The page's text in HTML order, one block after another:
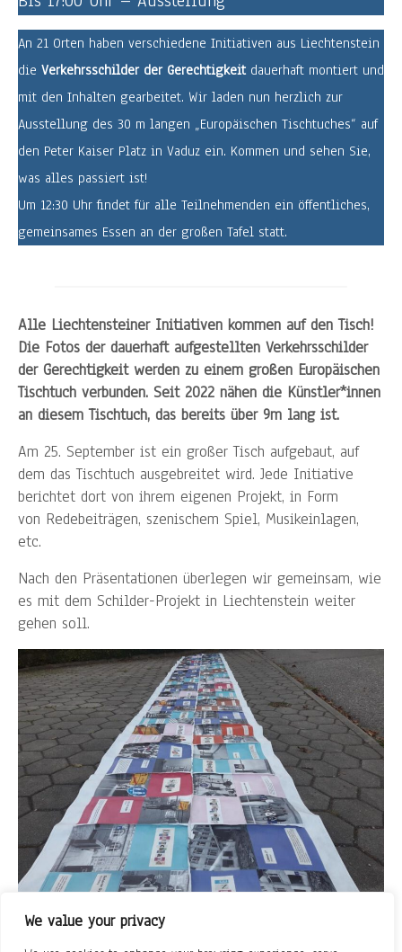
We value your privacy
An 21 Orten haben verschiedene Initiativen aus Liechtenstein
die Verkehrsschilder der Gerechtigkeitdauerhaft montiert und
mit den Inhalten gearbeitet. Wir laden nun herzlich zur
Ausstellung des 30 m langen „Europäischen Tischtuches“ auf
den Peter Kaiser Platz in Vaduz ein. Kommen und sehen Sie,
was alles passiert ist!
Um 12:30 Uhr findet für alle Teilnehmenden ein öffentliches,
gemeinsames Essen an der großen Tafel statt.
Alle Liechtensteiner Initiativen kommen auf den Tisch!
Die Fotos der dauerhaft aufgestellten Verkehrsschilder
der Gerechtigkeit werden zu einem großen Europäischen
Tischtuch verbunden. Seit 2022 nähen die Künstler*innen
an diesem Tischtuch, das bereits über 9m lang ist.
Am 25. September ist ein großer Tisch aufgebaut, auf
dem das Tischtuch ausgebreitet wird. Jede Initiative
berichtet dort von ihrem eigenen Projekt, in Form
von Redebeiträgen, szenischem Spiel, Musikeinlagen,
etc.
Nach den Präsentationen überlegen wir gemeinsam, wie
es mit dem Schilder-Projekt in Liechtenstein weiter
gehen soll.